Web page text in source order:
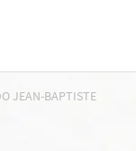
JEAN-BAPTISTE